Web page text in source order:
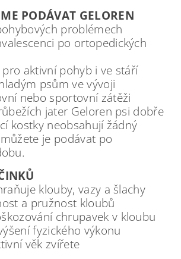
PODÁVAT GELOREN
problémech
po ortopedických
aktivní pohyb i ve stáří
psům ve vývoji
nebo sportovní zátěži
jater Geloren psi dobře
kostky neobsahují žádný
je podávat po
klouby, vazy a šlachy
a pružnost kloubů
chrupavek v kloubu
fyzického výkonu
věk zvířete